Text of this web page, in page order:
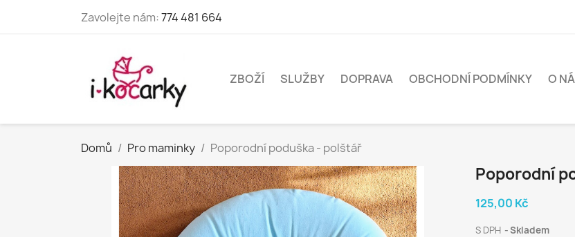
Zavolejte nám:774 481 664
ZBOŽÍ SLUŽBY DOPRAVA OBCHODNÍ PODMÍNKY O
Domů Pro maminky Poporodní poduška - polštář
Poporodní
125,00 Kč
S DPH Skladem